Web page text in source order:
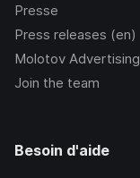
Presse
Press releases (en)
Molotov Advertising
Join the team
Besoin d'aide